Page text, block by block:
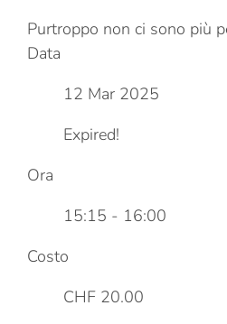
Purtroppo non ci sono più
Data
12 Mar 2025
Expired!
Ora
15:15 - 16:00
Costo
CHF 20.00